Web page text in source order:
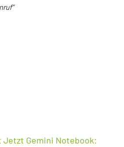
Jetzt Gemini Notebook: